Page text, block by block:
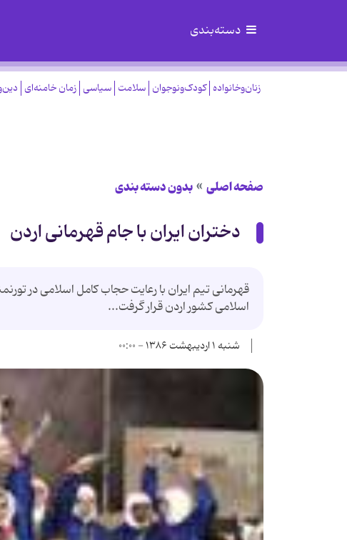
دسته‌بندی
زنان‌وخانواده کودک‌ونوجوان سلامت سیاسی زمان خامنه‌ای
صفحه اصلی بدون دسته بندی
دختران ایران با جام قهرمانی اردن
قهرمانی تیم ایران با رعایت حجاب کامل اسلامی در
اسلامی کشور اردن قرار گرفت...
شنبه ۱ اردیبهشت ۱۳۸۶ - ۰۰:۰۰